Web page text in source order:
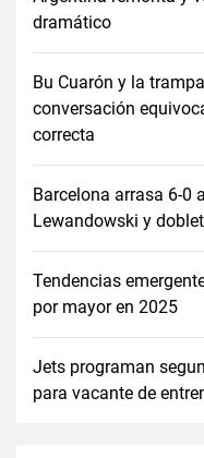
dramático
Bu Cuarón y la
conversación
correcta
Barcelona arrasa 6-0
Lewandowski y
Tendencias
por mayor en 2025
Jets programan
para vacante de